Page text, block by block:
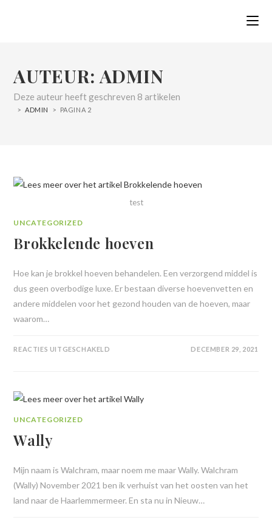
AUTEUR:ADMIN
Deze auteur heeft geschreven 8 artikelen
> ADMIN > PAGINA 2
test
UNCATEGORIZED
Brokkelende hoeven
Hoe kan je brokkel hoeven behandelen. Een verzorgend middel is
dus geen overbodige luxe. Er bestaan diverse hoevenvetten en
andere middelen voor het gezond houden van de hoeven, maar
waarom…
REACTIES UITGESCHAKELD DECEMBER 29, 2021
UNCATEGORIZED
Wally
Mijn naam is Walchram, maar noem me maar Wally. Walchram
(Wally) November 2021 ben ik verhuist van het oosten van het
land naar de Haarlemmermeer. En sta nu in Nieuw…